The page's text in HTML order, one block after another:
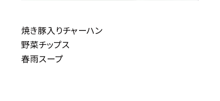
焼き豚入りチャーハン
野菜チップス
春雨スープ